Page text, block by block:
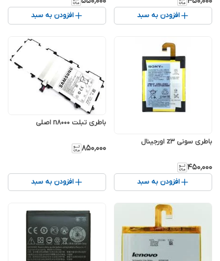
افزودن به سبد افزودن به سبد
باطری سونی z3 اورجینال
۴۵۰٬۰۰۰
افزودن به سبد
باطری تبلت n8000 اصلی
۸۵۰٬۰۰۰
افزودن به سبد